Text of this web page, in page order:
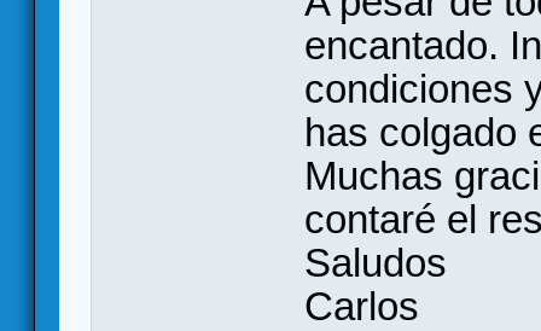
encantado.
condiciones
has colgado
Muchas
contaré el
Saludos
Carlos